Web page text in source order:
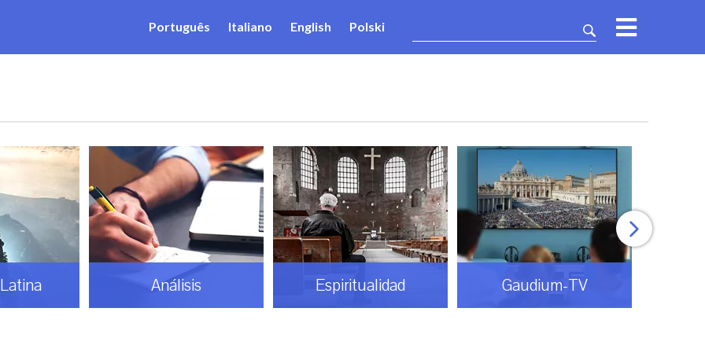
Português Italiano English Polski
Análisis Espiritualidad Gaudium-TV